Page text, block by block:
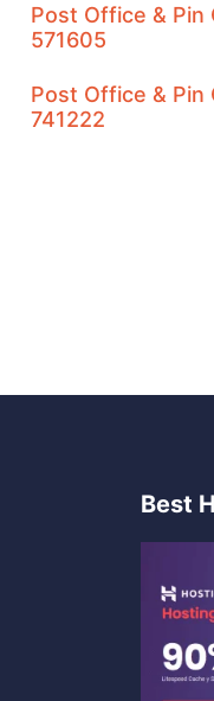
Post Office & Pin
571605
Post Office & Pin
741222
Best